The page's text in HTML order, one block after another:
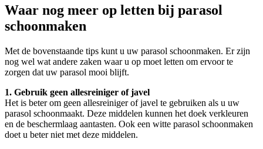
Waar nog meer op letten bij parasol
schoonmaken
Met de bovenstaande tips kunt u uw parasol schoonmaken. Er zijn
nog wel wat andere zaken waar u op moet letten om ervoor te
zorgen dat uw parasol mooi blijft.
1. Gebruik geen allesreiniger of javel
Het is beter om geen allesreiniger of javel te gebruiken als u uw
parasol schoonmaakt. Deze middelen kunnen het doek verkleuren
en de beschermlaag aantasten. Ook een witte parasol schoonmaken
doet u beter niet met deze middelen.